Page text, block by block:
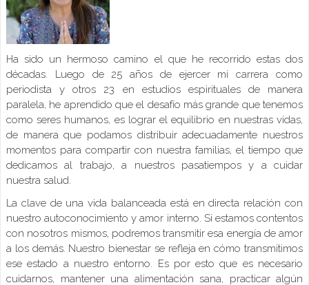
Ha sido un hermoso camino el que he recorrido estas dos
décadas. Luego de 25 años de ejercer mi carrera como
periodista y otros 23 en estudios espirituales de manera
paralela, he aprendido que el desafío más grande que tenemos
como seres humanos, es lograr el equilibrio en nuestras vidas,
de manera que podamos distribuir adecuadamente nuestros
momentos para compartir con nuestra familias, el tiempo que
dedicamos al trabajo, a nuestros pasatiempos y a cuidar
nuestra salud.
La clave de una vida balanceada está en directa relación con
nuestro autoconocimiento y amor interno. Si estamos contentos
con nosotros mismos, podremos transmitir esa energía de amor
a los demás. Nuestro bienestar se refleja en cómo transmitimos
ese estado a nuestro entorno. Es por esto que es necesario
cuidarnos, mantener una alimentación sana, practicar algún